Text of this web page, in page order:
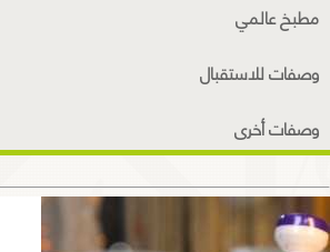
مطبخ عالمي
وصفات للاستقبال
وصفات أخرى